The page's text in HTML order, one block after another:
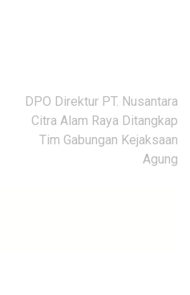
DPO Direktur PT. Nusantara
Citra Alam Raya Ditangkap
Tim Gabungan Kejaksaan
Agung